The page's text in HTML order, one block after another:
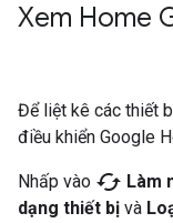
Xem Home
Để liệt kê các thiết
điều khiển Google
Nhấp vào cached Làm
dạng thiết bị và